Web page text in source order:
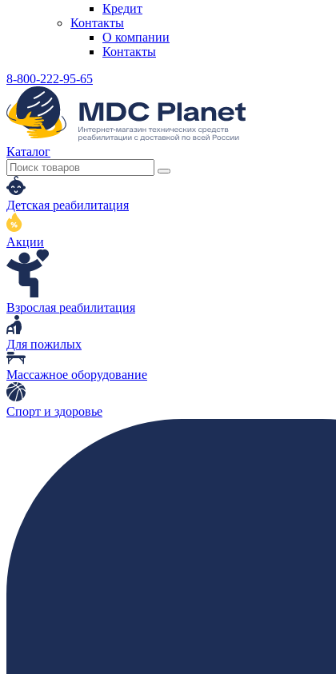
Кредит
Контакты
О компании
Контакты
8-800-222-95-65
Каталог
Детская реабилитация
Акции
Взрослая реабилитация
Для пожилых
Массажное оборудование
Спорт и здоровье